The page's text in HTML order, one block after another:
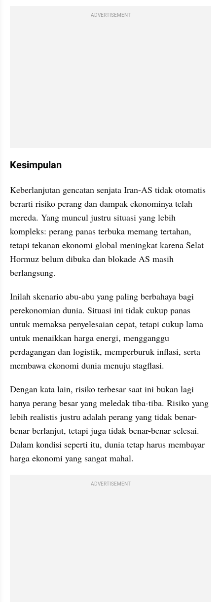
ADVERTISEMENT
Kesimpulan
Keberlanjutan gencatan senjata Iran-AS tidak otomatis
berarti risiko perang dan dampak ekonominya telah
mereda. Yang muncul justru situasi yang lebih
kompleks: perang panas terbuka memang tertahan,
tetapi tekanan ekonomi global meningkat karena Selat
Hormuz belum dibuka dan blokade AS masih
berlangsung.
Inilah skenario abu-abu yang paling berbahaya bagi
perekonomian dunia. Situasi ini tidak cukup panas
untuk memaksa penyelesaian cepat, tetapi cukup lama
untuk menaikkan harga energi, mengganggu
perdagangan dan logistik, memperburuk inflasi, serta
membawa ekonomi dunia menuju stagflasi.
Dengan kata lain, risiko terbesar saat ini bukan lagi
hanya perang besar yang meledak tiba-tiba. Risiko yang
lebih realistis justru adalah perang yang tidak benar-
benar berlanjut, tetapi juga tidak benar-benar selesai.
Dalam kondisi seperti itu, dunia tetap harus membayar
harga ekonomi yang sangat mahal.
ADVERTISEMENT